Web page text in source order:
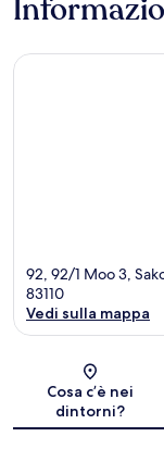
92, 92/1 Moo 3,
83110
Vedi sulla mappa
Cosa c’è nei
dintorni?